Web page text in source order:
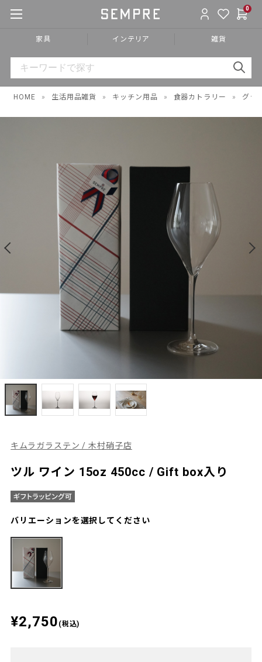
0
家具 インテリア 雑貨
HOME » 生活用品雑貨 » キッチン用品 » 食器カトラリー » グラ
キムラガラステン / 木村硝子店
ツル ワイン 15oz 450cc / Gift box入り
バリエーションを選択してください
¥2,750 (税込)